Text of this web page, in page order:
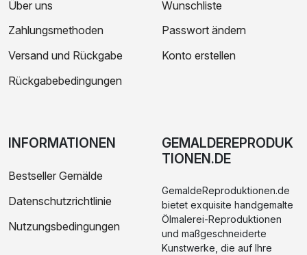
Über uns
Zahlungsmethoden
Versand und Rückgabe
Rückgabebedingungen
Wunschliste
Passwort ändern
Konto erstellen
INFORMATIONEN
Bestseller Gemälde
Datenschutzrichtlinie
Nutzungsbedingungen
GEMALDEREPRODUK
TIONEN.DE
GemaldeReproduktionen.de
bietet exquisite handgemalte
Ölmalerei-Reproduktionen
und maßgeschneiderte
Kunstwerke, die auf Ihre